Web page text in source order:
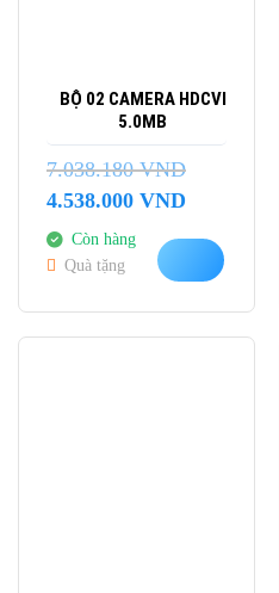
BỘ 02 CAMERA HDCVI
5.0MB
7.038.180VND
Giá
là:
7.038.180 VND.
4.538.000 VNDGiá
Còn hàng
Quà tặng